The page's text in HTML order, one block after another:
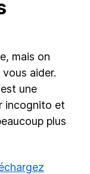
mais on
vous aider.
une
incognito et
plus